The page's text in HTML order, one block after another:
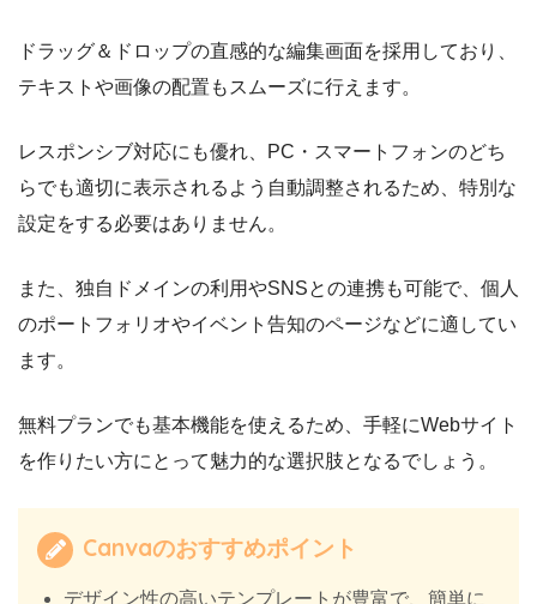
ドラッグ＆ドロップの直感的な編集画面を採用しており、
テキストや画像の配置もスムーズに行えます。
レスポンシブ対応にも優れ、PC・スマートフォンのどち
らでも適切に表示されるよう自動調整されるため、特別な
設定をする必要はありません。
また、独自ドメインの利用やSNSとの連携も可能で、個人
のポートフォリオやイベント告知のページなどに適してい
ます。
無料プランでも基本機能を使えるため、手軽にWebサイト
を作りたい方にとって魅力的な選択肢となるでしょう。
Canvaのおすすめポイント
デザイン性の高いテンプレートが豊富で、簡単に